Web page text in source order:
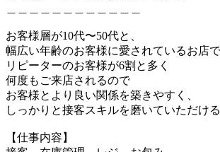
お客様層が10代〜50代と、
幅広い年齢のお客様に愛されているお店で
リピーターのお客様が6割と多く
何度もご来店されるので
お客様とより良い関係を築きやすく、
しっかりと接客スキルを磨いていただけ
【仕事内容】